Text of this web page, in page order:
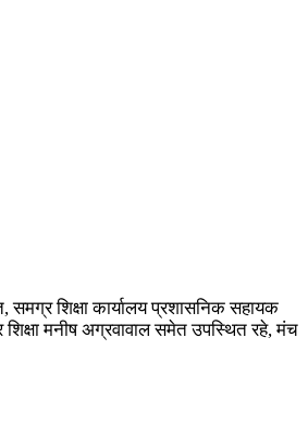
समग्र शिक्षा कार्यालय प्रशासनिक सहायक
मनीष अग्रवावाल समेत उपस्थित रहे, मंच